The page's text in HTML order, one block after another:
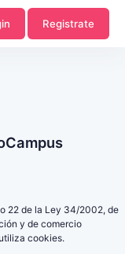
Registrate
22 de la Ley 34/2002, de
y de comercio
cookies.